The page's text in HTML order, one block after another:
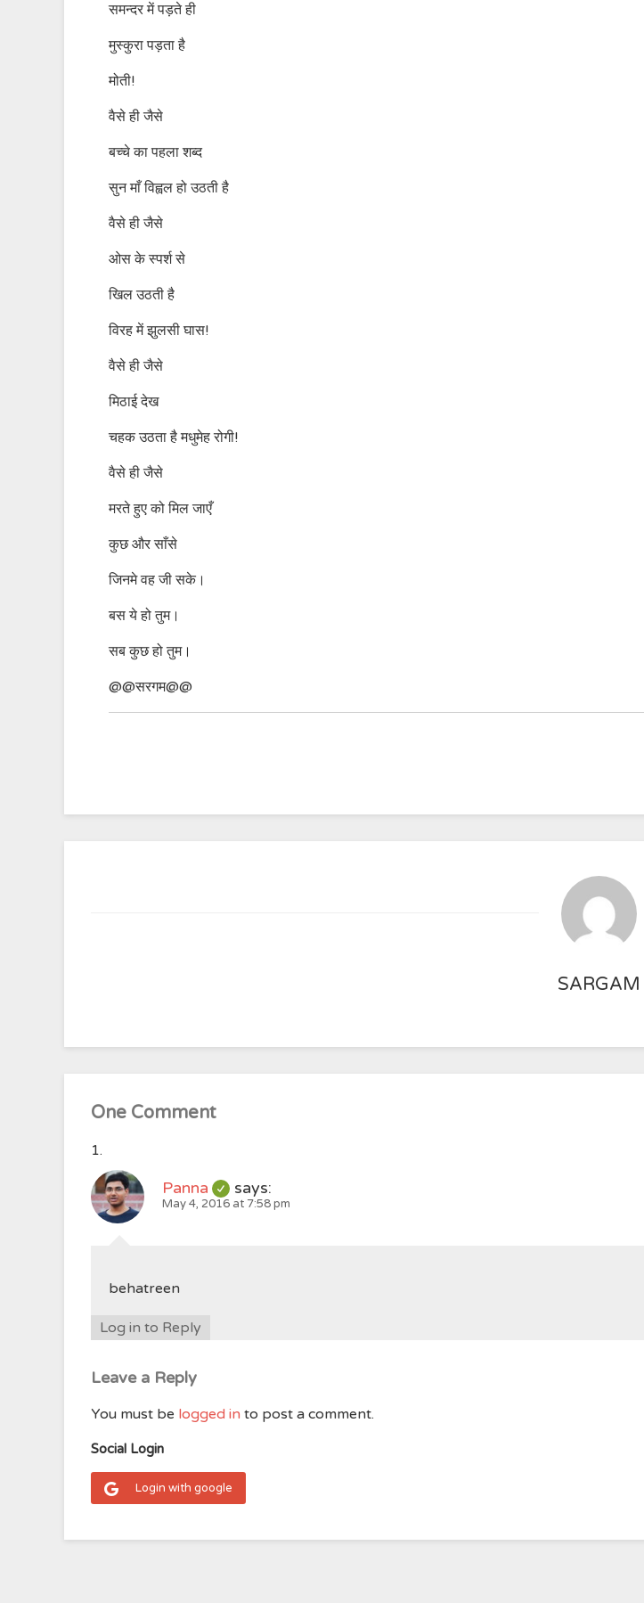
समन्दर में पड़ते ही
मुस्कुरा पड़ता है
मोती!
वैसे ही जैसे
बच्चे का पहला शब्द
सुन माँ विह्वल हो उठती है
वैसे ही जैसे
ओस के स्पर्श से
खिल उठती है
विरह में झुलसी घास!
वैसे ही जैसे
मिठाई देख
चहक उठता है मधुमेह रोगी!
वैसे ही जैसे
मरते हुए को मिल जाएँ
कुछ और साँसे
जिनमे वह जी सके।
बस ये हो तुम।
सब कुछ हो तुम।
@@सरगम@@
SARGAM
One Comment
Panna says:
May 4, 2016 at 7:58 pm
behatreen
Log in to Reply
Leave a Reply
You must be logged in to post a comment.
Social Login
Login with google